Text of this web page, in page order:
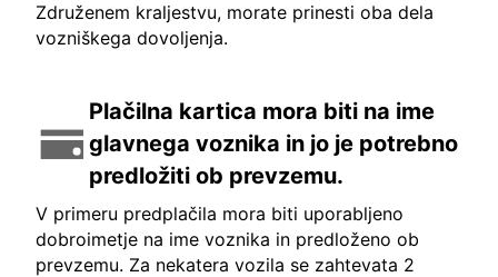
Združenem kraljestvu, morate prinesti oba dela
vozniškega dovoljenja.
Plačilna kartica mora biti na ime
glavnega voznika in jo je potrebno
predložiti ob prevzemu.
V primeru predplačila mora biti uporabljeno
dobroimetje na ime voznika in predloženo ob
prevzemu. Za nekatera vozila se zahtevata 2